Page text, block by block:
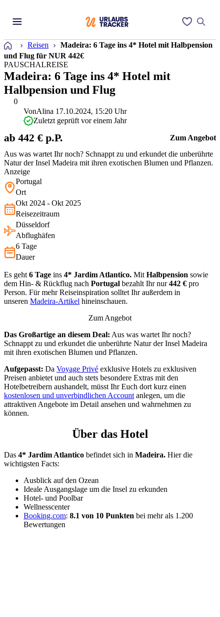
Startseite
Reisen
Madeira: 6 Tage ins 4* Hotel mit Halbpension
und Flug für NUR 442€
0
PAUSCHALREISE
Madeira: 6 Tage ins 4* Hotel mit
Halbpension und Flug
Aus was wartet Ihr noch? Schnappt zu und erkundet die unberührte
Natur der Insel Madeira mit ihren exotischen Blumen und Pflanzen.
VonAlina 17.10.2024, 15:20 Uhr
Zuletzt geprüft vor einem Jahr
ab 442 € p.P. Zum Angebot
Anzeige
Portugal
Ort
Okt 2024 - Okt 2025
Reisezeitraum
Düsseldorf
Abflughäfen
6 Tage
Dauer
Es geht 6 Tage ins 4* Jardim Atlantico. Mit Halbpension sowie
dem Hin- & Rückflug nach Portugal bezahlt Ihr nur442 € pro
Person. Für mehr Reiseinspiration solltet Ihr außerdem in
unseren Madeira-Artikel hineinschauen.
Zum Angebot
Das Großartige an diesem Deal: Aus was wartet Ihr noch?
Schnappt zu und erkundet die unberührte Natur der Insel Madeira
mit ihren exotischen Blumen und Pflanzen.
Aufgepasst: Da Voyage Privé exklusive Hotels zu exklusiven
Preisen anbietet und auch stets besondere Extras mit den
Hotelbetreibern aushandelt, müsst Ihr Euch dort kurz einen
kostenlosen und unverbindlichen Account anlegen, um die
attraktiven Angebote im Detail ansehen und wahrnehmen zu
können.
Über das Hotel
Das 4* Jardim Atlantico befindet sich in Madeira. Hier die
wichtigsten Facts:
Ausblick auf den Ozean
Ideale Ausgangslage um die Insel zu erkunden
Hotel- und Poolbar
Wellnesscenter
Booking.com: 8.1 von 10 Punkten bei mehr als 1.200
Bewertungen